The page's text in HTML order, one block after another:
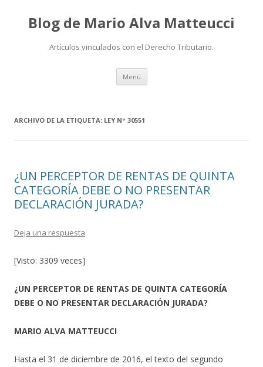
Blog de Mario Alva Matteucci
Artículos vinculados con el Derecho Tributario.
Menú Ir
contenido
ARCHIVO DE LA ETIQUETA: LEY N° 30551
¿UN PERCEPTOR DE RENTAS DE QUINTA
CATEGORÍA DEBE O NO PRESENTAR
DECLARACIÓN JURADA?
Deja una respuesta
[Visto: 3309 veces]
¿UN PERCEPTOR DE RENTAS DE QUINTA CATEGORÍA
DEBE O NO PRESENTAR DECLARACIÓN JURADA?
MARIO ALVA MATTEUCCI
Hasta el 31 de diciembre de 2016, el texto del segundo